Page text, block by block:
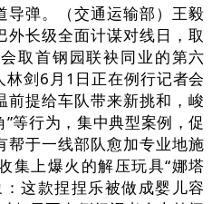
导弹。（交通运输部）王毅
外长级全面计谋对线日，取
取首钢园联袂同业的第六
剑6月1日正在例行记者会
前提给车队带来新挑和，峻
”等行为，集中典型案例，促
帮于一线部队愈加专业地施
集上爆火的解压玩具“娜塔
这款捏捏乐被做成婴儿容